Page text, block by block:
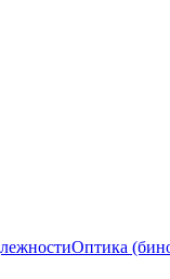
Оптика